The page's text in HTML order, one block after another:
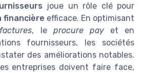
joue un rôle clé pour
financière efficace. En optimisant
, le procure payet en
fournisseurs, les sociétés
des améliorations notables.
entreprises doivent faire face,